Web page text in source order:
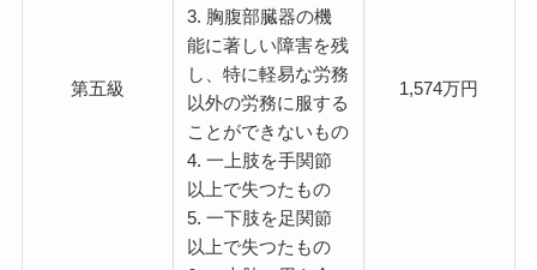
第五級
3. 胸腹部臓器の機
能に著しい障害を残
し、特に軽易な労務
以外の労務に服する
ことができないもの
4. 一上肢を手関節
以上で失つたもの
5. 一下肢を足関節
以上で失つたもの
1,574万円